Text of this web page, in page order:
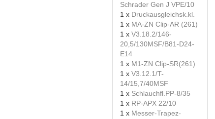
Schrader Gen J VPE/10
1 x Druckausgleichsk.kl.
1 x MA-ZN Clip-AR (261)
1 x V3.18.2/146-
20,5/130MSF/B81-D24-
E14
1 x M1-ZN Clip-SR(261)
1 x V3.12.1/T-
14/15,7/40MSF
1 x Schlauchfl.PP-8/35
1 x RP-APX 22/10
1 x Messer-Trapez-